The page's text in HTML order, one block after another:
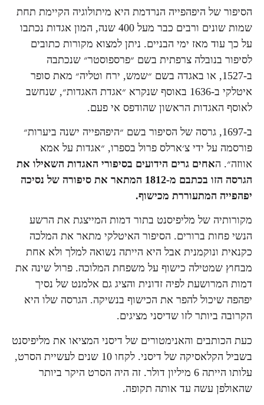
הסיפור של היפהפייה הנרדמת היא מיתולוגיה הקיימת תחת
שמות שונים ורבים כבר מעל 400 שנה, המון אגדות נכתבו
על כך עוד מאז ימי הבניים. ניתן למצוא מקורות כתובים
לסיפור בנובלה צרפתית בשם ״פרספוסטר״ שנכתבה
ב-1527, או באגדה בשם ״שמש, ירח וטליה״ מאת סופר
איטלקי ב-1636 באוסף שנקרא ״אגדת האגדות״, שנחשב
לאוסף האגדות הראשון שהודפס אי פעם.
ב-1697, גרסה של הסיפור בשם ״היפהפייה ישנה ביערות״
פורסמה על ידי צ׳ארלס פרול בספרו, ״אגדות על אמא
אווזה״. האחים גרים הידועים בסיפורי האגדות השאילו את
הגרסה הזו בכתבם מ-1812 המתאר את סיפורה של נסיכה
יפהפייה המתעוררת מכישוף.
מקורותיה של מליפיסנט בתור דמות המייצגת את הרשע
הנשי פחות ברורים. הסיפור האיטלקי מתאר את המלכה
כקנאית ונוקמנית אבל היא הייתה נשואה למלך ולא אחת
מבחוץ שמטילה כישוף על משפחת המלוכה. פרול שינה את
דמות המרושעת לפיה זדונית והציג גם אלמנט של נסיך
יפהפה שיכול להפר את הכישוף בנשיקה. הגרסה שלו היא
הקרובה ביותר לזו שדיסני מציגים.
כעת הכותבים והאנימטורים של דיסני המציאו את מליפיסנט
בשביל הקלאסיקה של דיסני. לקחו 10 שנים לעשיית הסרט,
עלותו הייתה 6 מיליון דולר. זה היה הסרט היקר ביותר
שהאולפן עשה עד אותה תקופה.